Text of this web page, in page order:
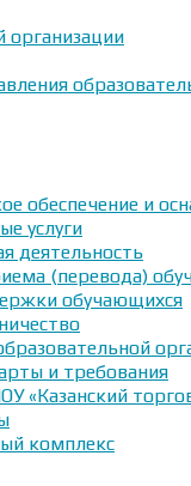
организации
обеспечение и
услуги
деятельность
(перевода)
обучающихся
и требования
«Казанский
комплекс